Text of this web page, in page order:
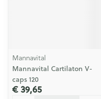
Mannavital
Mannavital Cartilaton V-
caps 120
€ 39,65